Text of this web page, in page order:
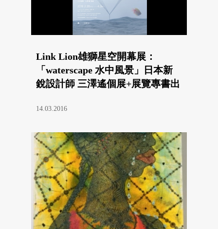
Link Lion雄獅星空開幕展：
「waterscape 水中風景」日本新
銳設計師 三澤遙個展+展覽專書出
14.03.2016